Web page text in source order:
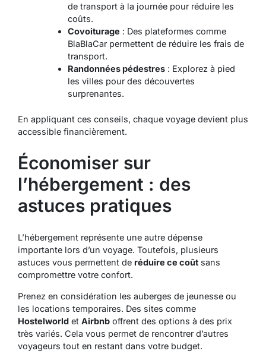
de transport à la journée pour réduire les
coûts.
Covoiturage : Des plateformes comme
BlaBlaCar permettent de réduire les frais de
transport.
Randonnées pédestres: Explorez à pied
les villes pour des découvertes
surprenantes.
En appliquant ces conseils, chaque voyage devient plus
accessible financièrement.
Économiser sur
l’hébergement : des
astuces pratiques
L’hébergement représente une autre dépense
importante lors d’un voyage. Toutefois, plusieurs
astuces vous permettent de réduire ce coût sans
compromettre votre confort.
Prenez en considération les auberges de jeunesse ou
les locations temporaires. Des sites comme
Hostelworld et Airbnb offrent des options à des prix
très variés. Cela vous permet de rencontrer d’autres
voyageurs tout en restant dans votre budget.